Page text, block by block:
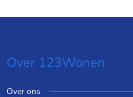
Over 123Wonen
Over ons